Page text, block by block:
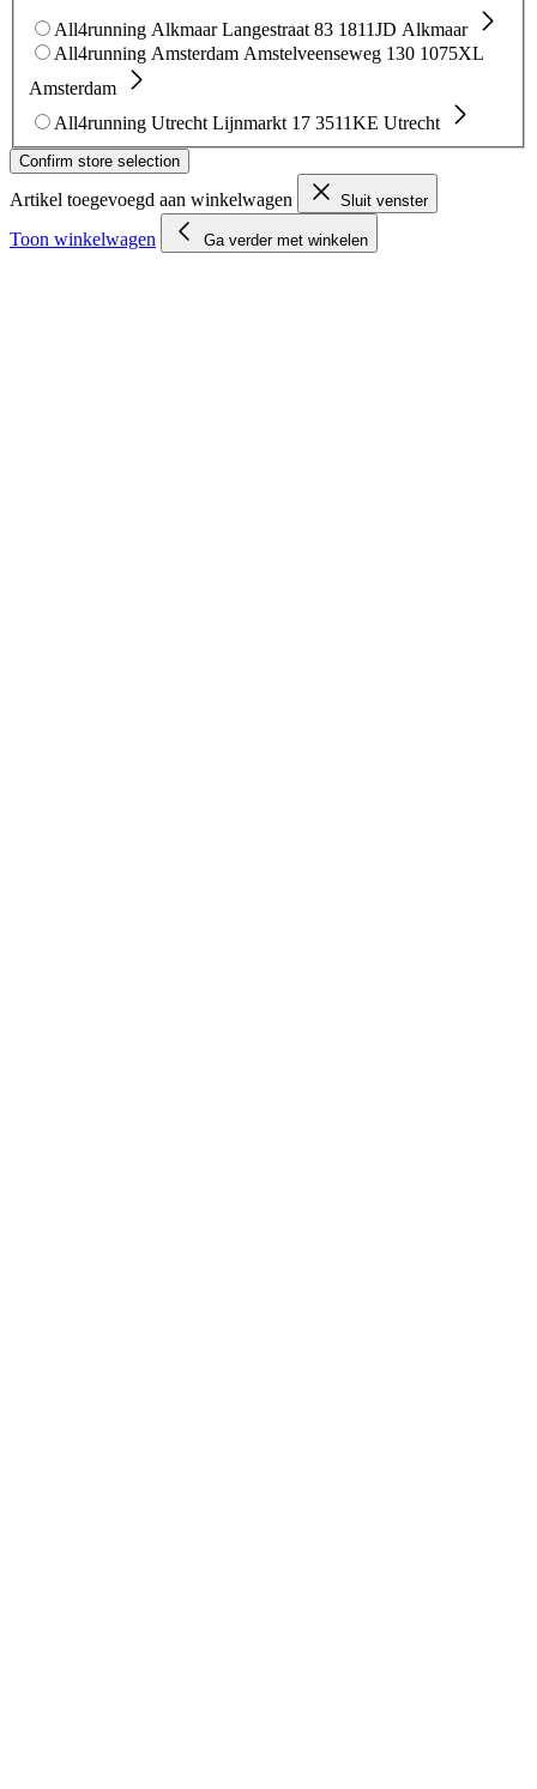
All4running Alkmaar Langestraat 83 1811JD Alkmaar
All4running Amsterdam Amstelveenseweg 130 1075XL
Amsterdam
All4running Utrecht Lijnmarkt 17 3511KE Utrecht
Confirm store selection
Artikel toegevoegd aan winkelwagen Sluit venster
Toon winkelwagen Ga verder met winkelen